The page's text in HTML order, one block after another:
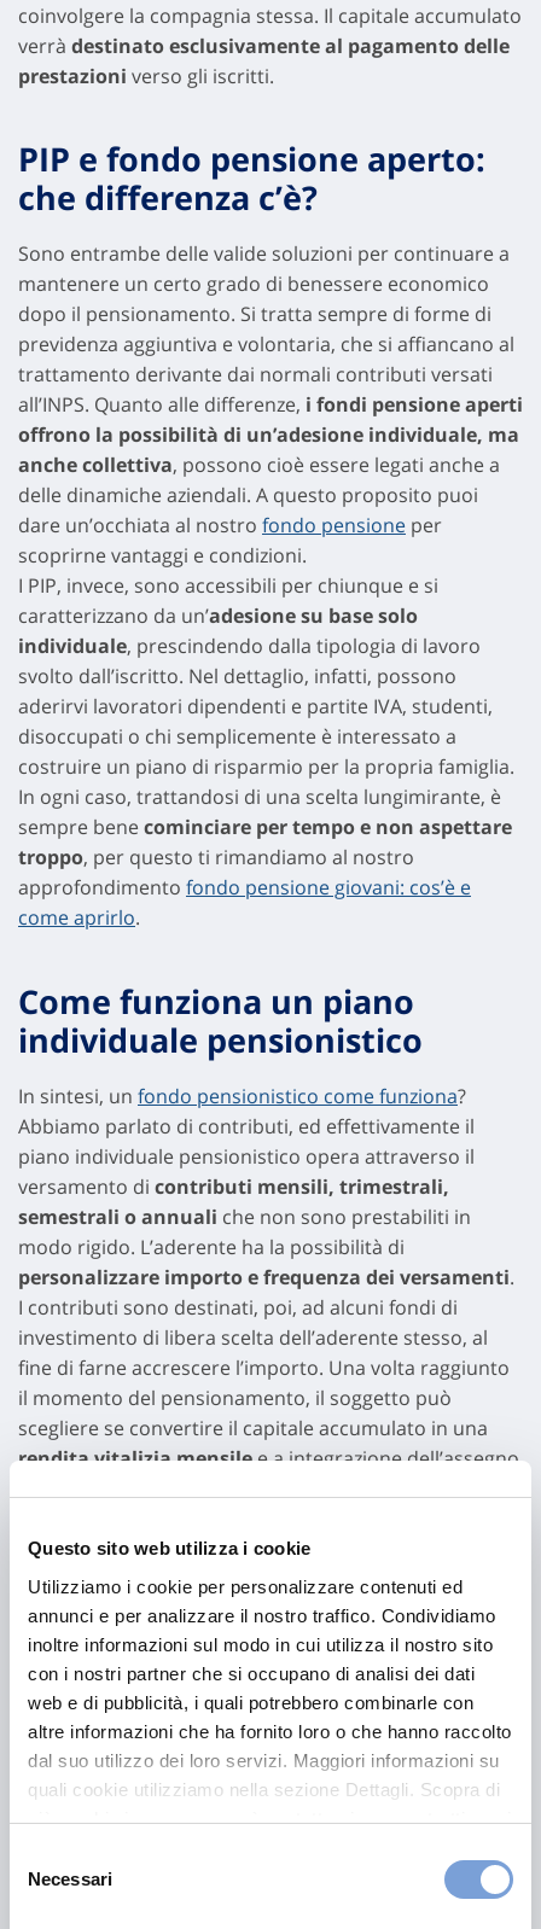
Questo sito web utilizza i cookie
Utilizziamo i cookie per personalizzare contenuti ed
annunci e per analizzare il nostro traffico. Condividiamo
inoltre informazioni sul modo in cui utilizza il nostro sito
con i nostri partner che si occupano di analisi dei dati
web e di pubblicità, i quali potrebbero combinarle con
altre informazioni che ha fornito loro o che hanno raccolto
dal suo utilizzo dei loro servizi. Maggiori informazioni su
quali cookie utilizziamo nella sezione Dettagli. Scopra di
più su chi siamo, come può contattarci e come trattiamo i
può trovare nel footer del sito nella sezione "Informativa
delNecessari
coinvolgere la compagnia stessa. Il capitale accumulato
verrà destinato esclusivamente al pagamento delle
prestazioni verso gli iscritti.
PIP e fondo pensione aperto:
che differenza c’è?
Sono entrambe delle valide soluzioni per continuare a
mantenere un certo grado di benessere economico
dopo il pensionamento. Si tratta sempre di forme di
previdenza aggiuntiva e volontaria, che si affiancano al
trattamento derivante dai normali contributi versati
all’INPS. Quanto alle differenze, i fondi pensione aperti
offrono la possibilità di un’adesione individuale, ma
anche collettiva, possono cioè essere legati anche a
delle dinamiche aziendali. A questo proposito puoi
dare un’occhiata al nostro fondo pensione per
scoprirne vantaggi e condizioni.
I PIP, invece, sono accessibili per chiunque e si
caratterizzano da un’adesione su base solo
individuale, prescindendo dalla tipologia di lavoro
svolto dall’iscritto. Nel dettaglio, infatti, possono
aderirvi lavoratori dipendenti e partite IVA, studenti,
disoccupati o chi semplicemente è interessato a
costruire un piano di risparmio per la propria famiglia.
In ogni caso, trattandosi di una scelta lungimirante, è
sempre benecominciare per tempo e non aspettare
troppo, per questo ti rimandiamo al nostro
approfondimento fondo pensione giovani: cos’è e
come aprirlo.
Come funziona un piano
individuale pensionistico
In sintesi, un fondo pensionistico come funziona?
Abbiamo parlato di contributi, ed effettivamente il
piano individuale pensionistico opera attraverso il
versamento di contributi mensili, trimestrali,
semestrali o annuali che non sono prestabiliti in
modo rigido. L’aderente ha la possibilità di
personalizzare importo e frequenza dei versamenti.
I contributi sono destinati, poi, ad alcuni fondi di
investimento di libera scelta dell’aderente stesso, al
fine di farne accrescere l’importo. Una volta raggiunto
il momento del pensionamento, il soggetto può
scegliere se convertire il capitale accumulato in una
rendita vitalizia mensilee a integrazione dell’assegno
Vantaggi di un piano
individuale pensionistico
Aderire a un piano individuale pensionistico presenta
alcuni vantaggi fiscali da non sottovalutare. Nello
specifico,i contributi versati sono soggetti a
deducibilità dal reddito imponibile IRPEF fino a un
limite di 5.164,57 euro all’anno. A questo si aggiunge
rendimenti
: i guadagni ricavati dal capitale investito